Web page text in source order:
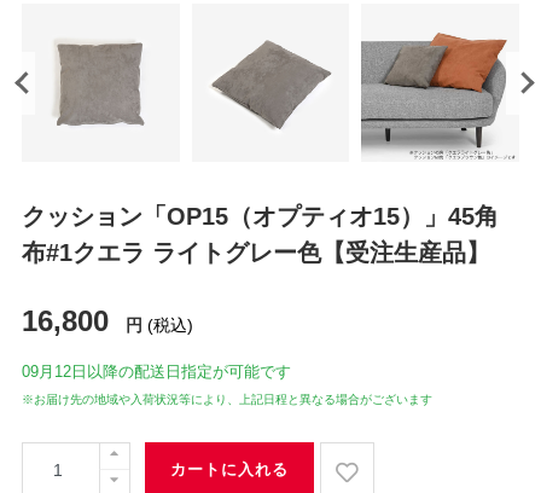
クッション「OP15（オプティオ15）」45角
布#1クエラ ライトグレー色【受注生産品】
16,800 円 (税込)
09月12日 以降の配送日指定が可能です
※お届け先の地域や入荷状況等により、上記日程と異なる場合がございます
カートに入れる